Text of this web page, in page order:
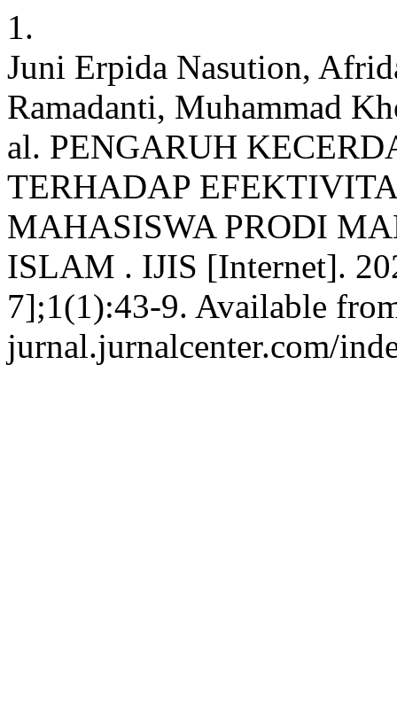
1.
Juni Erpida Nasution,
Ramadanti, Muhammad
al. PENGARUH
TERHADAP
MAHASISWA PRODI
ISLAM . IJIS [Internet].
7];1(1):43-9. Available
jurnal.jurnalcenter.com/